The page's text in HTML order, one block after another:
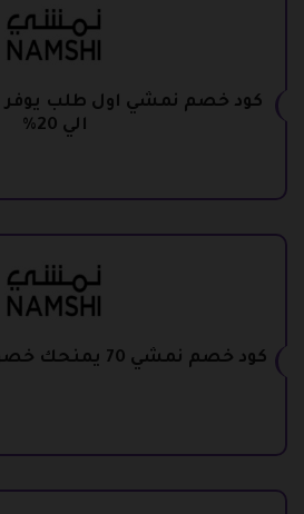
كود خصم نمشي اول طلب
الي 20%
كود خصم نمشي 70 يمنحك خصومات تصل الي 37%